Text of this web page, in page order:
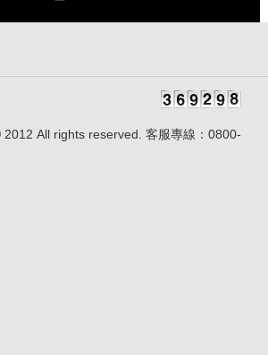
2012 All rights reserved. 客服專線：0800-